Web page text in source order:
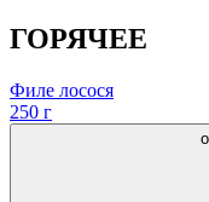
ГОРЯЧЕЕ
Филе лосося
250 г